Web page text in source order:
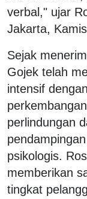
verbal," ujar
Jakarta,
Sejak
Gojek telah
intensif
perlindungan
psikologis.
memberikan
tingkat